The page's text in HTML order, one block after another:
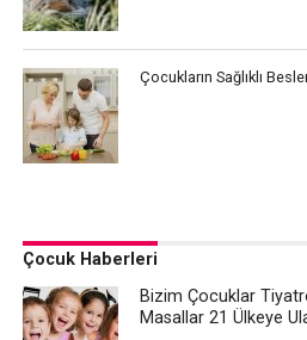
Çocukların Sağlıklı
Çocuk Haberleri
Bizim Çocuklar
Masallar 21 Ülkeye